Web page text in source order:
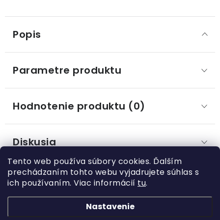
Tento web používa súbory cookies. Ďalším
prechádzaním tohto webu vyjadrujete súhlas s
ich používaním. Viac informácií tu.
Nastavenie
Popis
Parametre produktu
Hodnotenie produktu (0)
Diskusia
á
p